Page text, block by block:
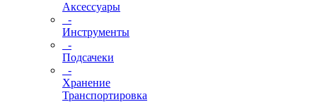
Аксессуары
-
Инструменты
-
Подсачеки
-
Хранение
Транспортировка